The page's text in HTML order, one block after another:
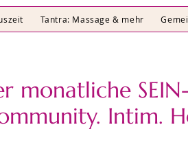
Tantra: Massage & mehr
monatliche
Intim.